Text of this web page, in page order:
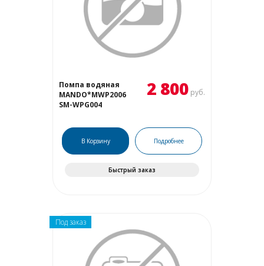
Помпа водяная
MANDO*MWP2006
SM-WPG004
2 800 руб.
В Корзину Подробнее
Быстрый заказ
Под заказ